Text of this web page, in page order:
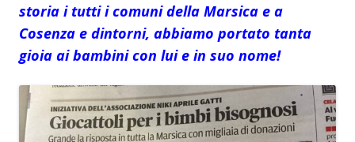
storia i tutti i comuni della Marsica e a
Cosenza e dintorni, abbiamo portato tanta
gioia ai bambini con lui e in suo nome!